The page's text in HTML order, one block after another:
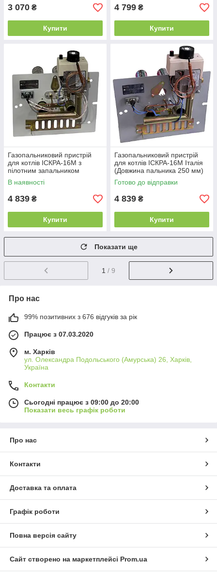
3 070 ₴
Купити
4 799 ₴
Купити
Газопальниковий пристрій
для котлів ІСКРА-16М з
пілотним запальником
(Довжина пальника 250 мм)
В наявності
4 839 ₴
Купити
Газопальниковий пристрій
для котлів ІСКРА-16М Італія
(Довжина пальника 250 мм)
Готово до відправки
4 839 ₴
Купити
Показати ще
1 / 9
Про нас
99% позитивних з 676 відгуків за рік
Працює з 07.03.2020
м. Харків
ул. Олександра Подольського (Амурська) 26, Харків,
Україна
Контакти
Сьогодні працює з 09:00 до 20:00
Показати весь графік роботи
Про нас
Контакти
Доставка та оплата
Графік роботи
Повна версія сайту
Сайт створено на маркетплейсі Prom.ua